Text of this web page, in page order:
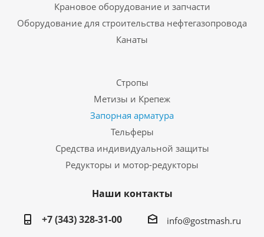
Крановое оборудование и запчасти
Оборудование для строительства нефтегазопровода
Канаты
Стропы
Метизы и Крепеж
Запорная арматура
Тельферы
Средства индивидуальной защиты
Редукторы и мотор-редукторы
Наши контакты
+7 (343) 328-31-00
info@gostmash.ru